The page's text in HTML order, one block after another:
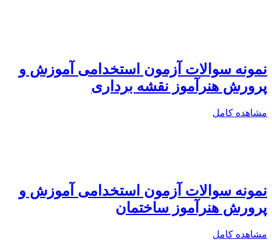
نمونه سوالات آزمون استخدامی آموزش و
پرورش هنرآموز نقشه برداری
مشاهده کامل
نمونه سوالات آزمون استخدامی آموزش و
پرورش هنرآموز ساختمان
مشاهده کامل